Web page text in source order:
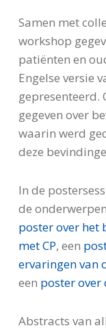
Samen met
workshop
patiënten en
Engelse versie
gepresenteerd.
gegeven over
waarin werd
deze
In de
de
poster over het
met CP, een
ervaringen van
een poster over
Abstracts van